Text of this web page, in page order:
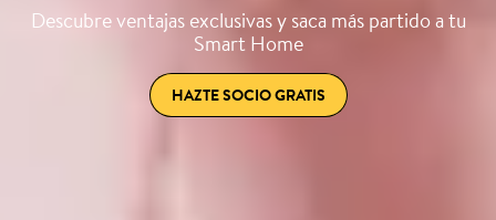
Descubre ventajas exclusivas y saca más partido a tu
Smart Home
HAZTE SOCIO GRATIS